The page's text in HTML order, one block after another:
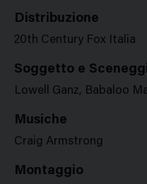
Distribuzione
20th Century Fox Italia
Soggetto e
Lowell Ganz, Babaloo
Musiche
Craig Armstrong
Montaggio